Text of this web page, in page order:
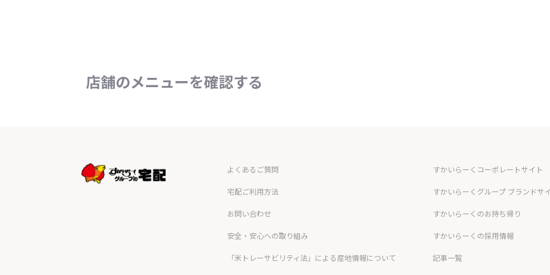
店舗のメニューを確認する
よくあるご質問
宅配ご利用方法
お問い合わせ
安全・安心への取り組み
「米トレーサビリティ法」による産地情報について
すかいらーくコーポレートサイト
すかいらーくグループ ブランドサ
すかいらーくのお持ち帰り
すかいらーくの採用情報
記事一覧